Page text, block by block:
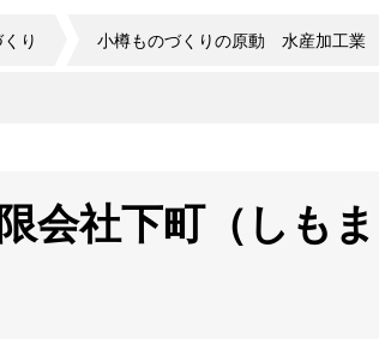
り 小樽ものづくりの原動 水産加工業
社下町（しもま